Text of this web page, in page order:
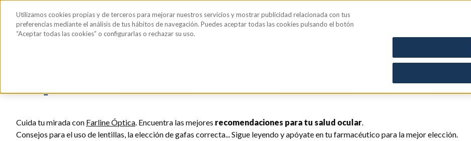
Todos los
productos
Sérum de pestañas y cejasGafas de SolHigiene íntimaBlog
Cuida tu mirada con Farline Óptica. Encuentra las mejores recomendaciones para tu salud ocular.
Consejos para el uso de lentillas, la elección de gafas correcta... Sigue leyendo y apóyate en tu farmacéutico para la mejor elección.
Utilizamos cookies propias y de terceros para mejorar nuestros servicios y mostrar publicidad relacionada con tus
preferencias mediante el análisis de tus hábitos de navegación. Puedes aceptar todas las cookies pulsando el botón
“Aceptar todas las cookies” o configurarlas o rechazar su uso.